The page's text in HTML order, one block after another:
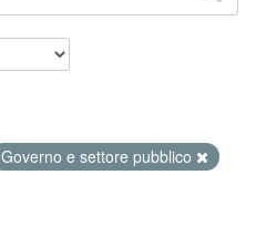
Governo e settore pubblico